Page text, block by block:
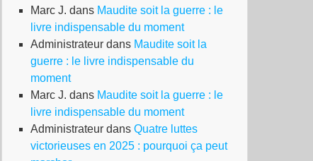
Marc J. dans Maudite soit la guerre : le
livre indispensable du moment
Administrateur dans Maudite soit la
guerre : le livre indispensable du
moment
Marc J. dans Maudite soit la guerre : le
livre indispensable du moment
Administrateur dans Quatre luttes
victorieuses en 2025 : pourquoi ça peut